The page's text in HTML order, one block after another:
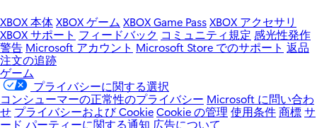
XBOX 本体XBOX ゲーム XBOX Game PassXBOX アクセサリ
XBOX サポート フィードバック コミュニティ規定 感光性発作
警告 Microsoft アカウント Microsoft Store でのサポート 返品
注文の追跡
ゲーム
プライバシーに関する選択
コンシューマーの正常性のプライバシー Microsoft に問い合わ
せ プライバシーおよび CookieCookie の管理 使用条件商標サ
ード パーティーに関する通知 広告について